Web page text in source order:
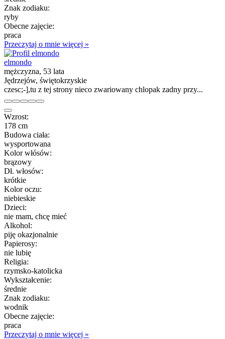
Znak zodiaku:
ryby
Obecne zajęcie:
praca
Przeczytaj o mnie więcej »
elmondo
mężczyzna, 53 lata
Jędrzejów, świętokrzyskie
czesc;-],tu z tej strony nieco zwariowany chlopak zadny przy...
Wzrost:
178 cm
Budowa ciała:
wysportowana
Kolor włósów:
brązowy
Dł. włosów:
krótkie
Kolor oczu:
niebieskie
Dzieci:
nie mam, chcę mieć
Alkohol:
piję okazjonalnie
Papierosy:
nie lubię
Religia:
rzymsko-katolicka
Wykształcenie:
średnie
Znak zodiaku:
wodnik
Obecne zajęcie:
praca
Przeczytaj o mnie więcej »